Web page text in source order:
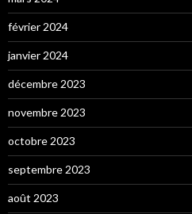
février 2024
janvier 2024
décembre 2023
novembre 2023
octobre 2023
septembre 2023
août 2023